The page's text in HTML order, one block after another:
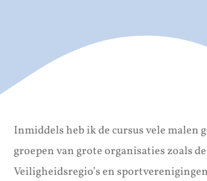
Inmiddels heb ik de cursus vele malen
groepen van grote organisaties zoals
Veiligheidsregio’s en